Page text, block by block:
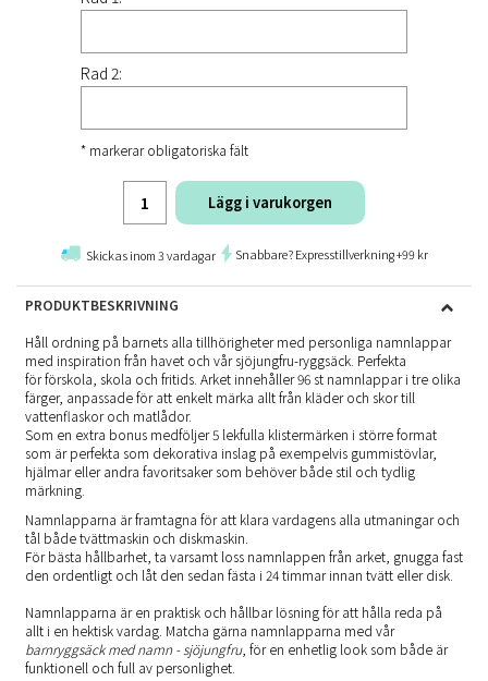
Rad 2:
* markerar obligatoriska fält
Lägg i varukorgen
Skickas inom 3 vardagar Snabbare? Expresstillverkning +99 kr
PRODUKTBESKRIVNING
Håll ordning på barnets alla tillhörigheter med personliga namnlappar
med inspiration från havet och vår sjöjungfru-ryggsäck. Perfekta
för förskola, skola och fritids. Arket innehåller 96 st namnlappar i tre olika
färger, anpassade för att enkelt märka allt från kläder och skor till
vattenflaskor och matlådor.
Som en extra bonus medföljer 5 lekfulla klistermärken i större format
som är perfekta som dekorativa inslag på exempelvis gummistövlar,
hjälmar eller andra favoritsaker som behöver både stil och tydlig
märkning.
Namnlapparna är framtagna för att klara vardagens alla utmaningar och
tål både tvättmaskin och diskmaskin.
För bästa hållbarhet, ta varsamt loss namnlappen från arket, gnugga fast
den ordentligt och låt den sedan fästa i 24 timmar innan tvätt eller disk.
Namnlapparna är en praktisk och hållbar lösning för att hålla reda på
allt i en hektisk vardag. Matcha gärna namnlapparna med vår
barnryggsäck med namn - sjöjungfru, för en enhetlig look som både är
funktionell och full av personlighet.